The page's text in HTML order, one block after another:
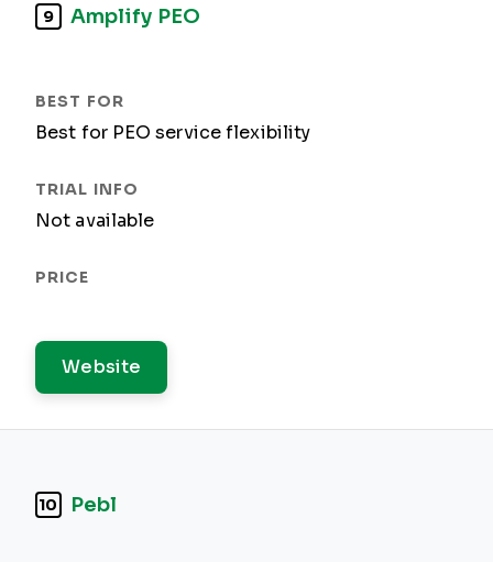
9 Amplify PEO
Best for PEO service flexibility
Not available
Website
10 Pebl